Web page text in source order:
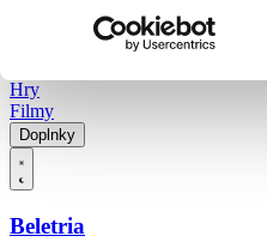
Hry
Filmy
Doplnky
Beletria